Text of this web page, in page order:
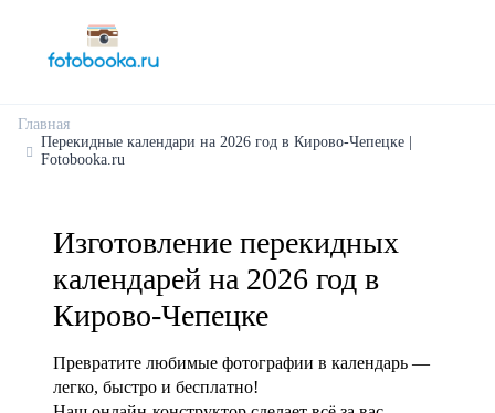
Главная
Перекидные календари на 2026 год в Кирово-Чепецке |
Fotobooka.ru
Изготовление перекидных
календарей на 2026 год в
Кирово-Чепецке
Превратите любимые фотографии в календарь —
легко, быстро и бесплатно!